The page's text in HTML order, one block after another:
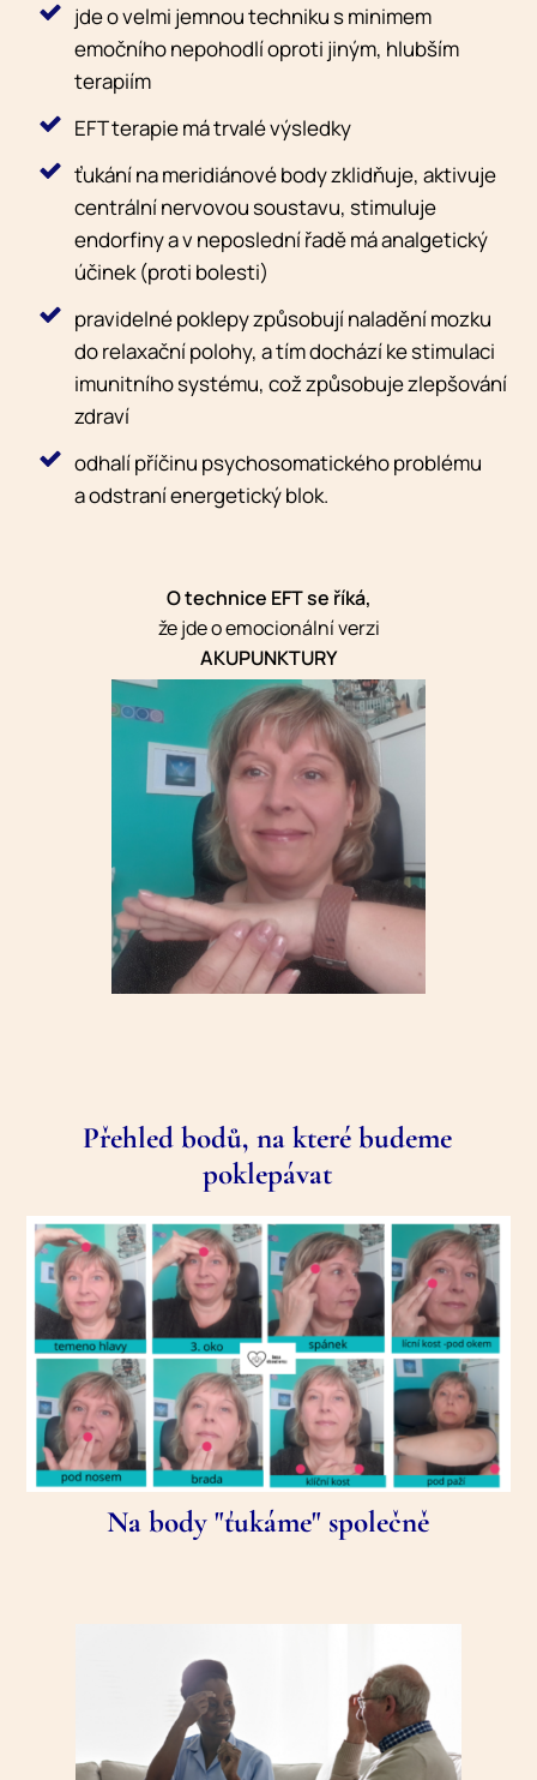
jde o velmi jemnou techniku s minimem
emočního nepohodlí oproti jiným, hlubším
terapiím
EFT terapie má trvalé výsledky
ťukání na meridiánové body zklidňuje, aktivuje
centrální nervovou soustavu, stimuluje
endorfiny a v neposlední řadě má analgetický
účinek (proti bolesti)
pravidelné poklepy způsobují naladění mozku
do relaxační polohy, a tím dochází ke stimulaci
imunitního systému, což způsobuje zlepšování
zdraví
odhalí příčinu psychosomatického problému
a odstraní energetický blok.
O technice EFT se říká,
že jde o emocionální verzi
AKUPUNKTURY
Přehled bodů, na které budeme
poklepávat
Na body "ťukáme" společně